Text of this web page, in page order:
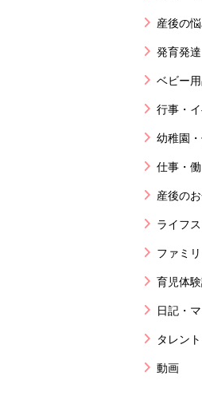
産後の
発育発達
ベビー
行事・
幼稚園
仕事・働
産後の
ライフ
ファミ
育児体
日記・
タレン
動画